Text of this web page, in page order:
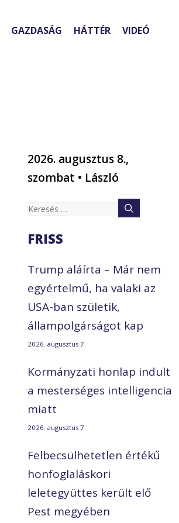
GAZDASÁG HÁTTÉR VIDEÓ
2026. augusztus 8.,
szombat • László
Keresés:
FRISS
Trump aláírta – Már nem
egyértelmű, ha valaki az
USA-ban születik,
állampolgárságot kap
2026. augusztus 7.
Kormányzati honlap indult
a mesterséges intelligencia
miatt
2026. augusztus 7.
Felbecsülhetetlen értékű
honfoglaláskori
leletegyüttes került elő
Pest megyében